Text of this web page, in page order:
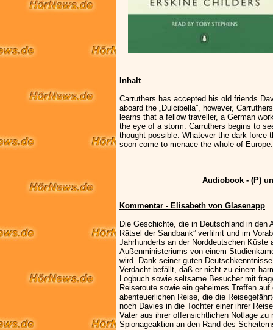
Inhalt
Carruthers has accepted his old friends
aboard the „Dulcibella”, however,
learns that a fellow traveller, a German
the eye of a storm. Carruthers begins to
thought possible. Whatever the dark
soon come to menace the whole of Europe.
Audiobook - (P)
Kommentar - Elisabeth von Glasenapp
Die Geschichte, die in Deutschland in den
Rätsel der Sandbank” verfilmt und im
Jahrhunderts an der Norddeutschen
Außenministeriums von einem
wird. Dank seiner guten
Verdacht befällt, daß er nicht zu einem
Logbuch sowie seltsame Besucher mit
Reiseroute sowie ein geheimes Treffen
abenteuerlichen Reise, die die
noch Davies in die Tochter einer ihrer
Vater aus ihrer offensichtlichen Notlage zu
Spionageaktion an den Rand des